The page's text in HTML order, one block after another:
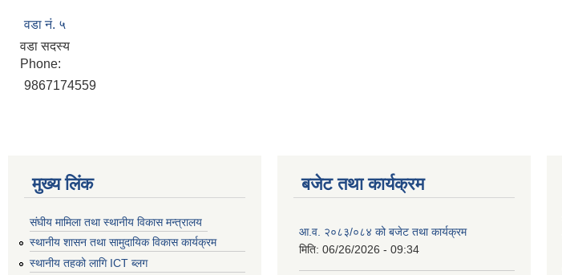
वडा नं. ५
वडा सदस्य
Phone:
9867174559
मुख्य लिंक
संघीय मामिला तथा स्थानीय विकास मन्त्रालय
स्थानीय शासन तथा सामुदायिक विकास कार्यक्रम
स्थानीय तहको लागि ICT ब्लग
बजेट तथा कार्यक्रम
आ.व. २०८३/०८४ को बजेट तथा कार्यक्रम
मिति: 06/26/2026 - 09:34